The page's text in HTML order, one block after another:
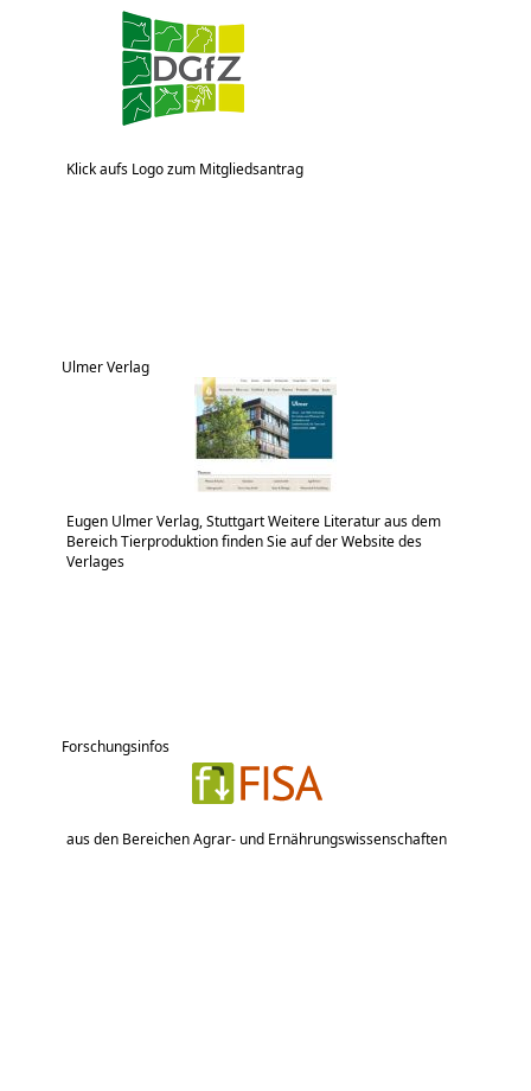
Klick aufs Logo zum Mitgliedsantrag
Ulmer Verlag
Eugen Ulmer Verlag, Stuttgart Weitere Literatur aus dem
Bereich Tierproduktion finden Sie auf der Website des
Verlages
Forschungsinfos
aus den Bereichen Agrar- und Ernährungswissenschaften